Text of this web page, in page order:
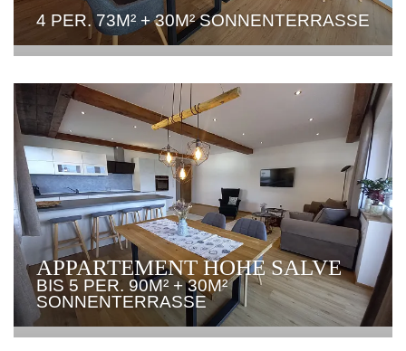
4 PER. 73M² + 30M² SONNENTERRASSE
APPARTEMENT HOHE SALVE
BIS 5 PER. 90M² + 30M²
SONNENTERRASSE